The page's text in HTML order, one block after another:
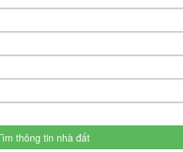
thông tin nhà đất